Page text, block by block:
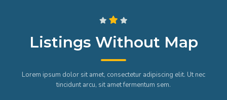
Listings Without Map
Lorem ipsum dolor sit amet, consectetur adipiscing elit. Ut nec
tincidunt arcu, sit amet fermentum sem.